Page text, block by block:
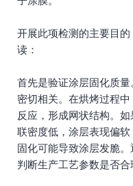
开展此项检测的主要目
读：
首先是验证涂层固化质
密切相关。在烘烤过程
反应，形成网状结构。
联密度低，涂层表现偏
固化可能导致涂层发脆
判断生产工艺参数是否合